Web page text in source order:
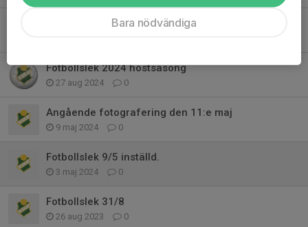
Fotbollslek 2024 höstsäsong
27 aug 2024 0
Angående fotografering den 11:e maj
9 maj 2024 0
Fotbollslek 9/5 inställd.
3 maj 2024 0
Fotbollslek 31/8
26 aug 2023 0
Bara nödvändiga